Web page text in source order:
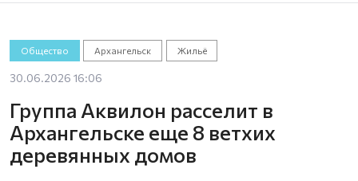
Общество Архангельск Жильё
30.06.2026 16:06
Группа Аквилон расселит в
Архангельске еще 8 ветхих
деревянных домов